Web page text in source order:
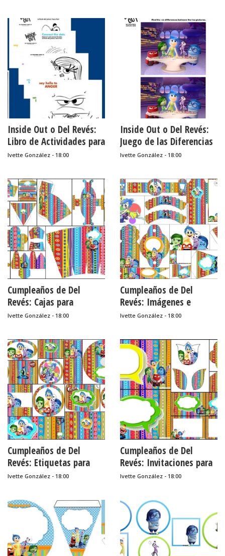
Inside Out o Del Revés:
Libro de Actividades para
Imprimir Gratis.
Ivette González - 18:00
Inside Out o Del Revés:
Juego de las Diferencias
para Imprimir Gratis.
Ivette González - 18:00
Cumpleaños de Del
Revés: Cajas para
Imprimir Gratis.
Ivette González - 18:00
Cumpleaños de Del
Revés: Imágenes e
Imprimibles Gratis para
Ivette González - 18:00
Cumpleaños de Del
Revés: Etiquetas para
Candy Bar para Imprimir
Ivette González - 18:00
Cumpleaños de Del
Revés: Invitaciones para
Imprimir Gratis.
Ivette González - 18:00